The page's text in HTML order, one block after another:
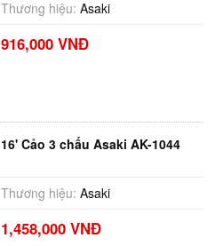
Thương hiệu: Asaki
916,000 VNĐ
16' Cảo 3 chấu Asaki AK-1044
Thương hiệu: Asaki
1,458,000 VNĐ